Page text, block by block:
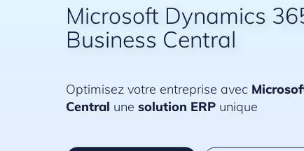
Microsoft Dynamics
Business Central
Optimisez votre entreprise avec
Central unesolution ERP unique